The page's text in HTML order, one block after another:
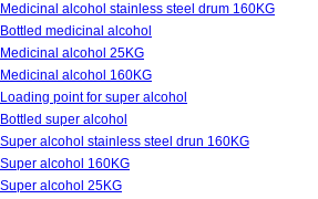
Medicinal alcohol stainless steel drum 160KG
Bottled medicinal alcohol
Medicinal alcohol 25KG
Medicinal alcohol 160KG
Loading point for super alcohol
Bottled super alcohol
Super alcohol stainless steel drun 160KG
Super alcohol 160KG
Super alcohol 25KG